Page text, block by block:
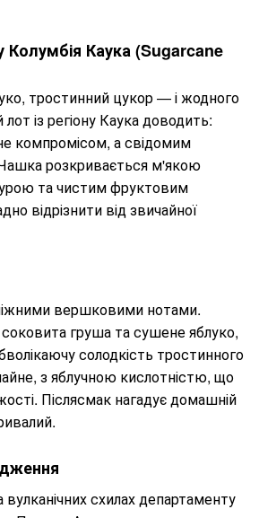
Колумбія Каука (Sugarcane
тростинний цукор — і жодного
із регіону Каука доводить:
компромісом, а свідомим
розкривається м'якою
та чистим фруктовим
відрізнити від звичайної
вершковими нотами.
груша та сушене яблуко,
солодкість тростинного
з яблучною кислотністю, що
Післясмак нагадує домашній
схилах департаменту